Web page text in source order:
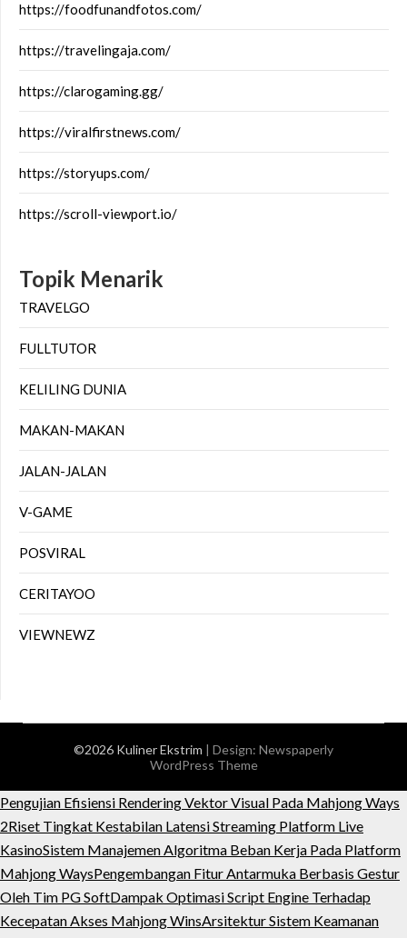
https://foodfunandfotos.com/
https://travelingaja.com/
https://clarogaming.gg/
https://viralfirstnews.com/
https://storyups.com/
https://scroll-viewport.io/
Topik Menarik
TRAVELGO
FULLTUTOR
KELILING DUNIA
MAKAN-MAKAN
JALAN-JALAN
V-GAME
POSVIRAL
CERITAYOO
VIEWNEWZ
©2026 Kuliner Ekstrim | Design: Newspaperly
WordPress Theme
Pengujian Efisiensi Rendering Vektor Visual Pada Mahjong Ways
2Riset Tingkat Kestabilan Latensi Streaming Platform Live
KasinoSistem Manajemen Algoritma Beban Kerja Pada Platform
Mahjong WaysPengembangan Fitur Antarmuka Berbasis Gestur
Oleh Tim PG SoftDampak Optimasi Script Engine Terhadap
Kecepatan Akses Mahjong WinsArsitektur Sistem Keamanan